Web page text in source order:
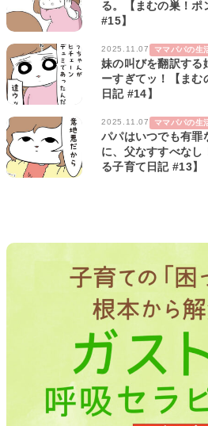
る。【まむの巣！ポ
#15】
2025.11.07 ママパパの生
妹の叫びを翻訳する
ーすぎてッ！【まむ
日記 #14】
2025.11.07 ママパパの生
パパはいつでも有罪
に、父なすすべなし
る子育て日記 #13】